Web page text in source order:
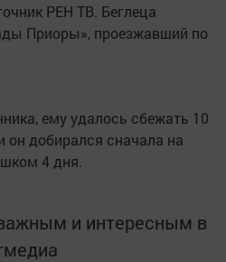
РЕН ТВ. Беглеца
Приоры», проезжавший по
ему удалось сбежать 10
добирался сначала на
4 дня.
и интересным в